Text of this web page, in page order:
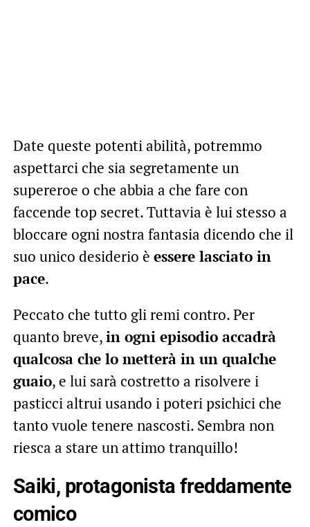
Date queste potenti abilità, potremmo
aspettarci che sia segretamente un
supereroe o che abbia a che fare con
faccende top secret. Tuttavia è lui stesso a
bloccare ogni nostra fantasia dicendo che il
suo unico desiderio è essere lasciato in
pace.
Peccato che tutto gli remi contro. Per
quanto breve,in ogni episodio accadrà
qualcosa che lo metterà in un qualche
guaio, e lui sarà costretto a risolvere i
pasticci altrui usando i poteri psichici che
tanto vuole tenere nascosti. Sembra non
riesca a stare un attimo tranquillo!
Saiki, protagonista freddamente
comico